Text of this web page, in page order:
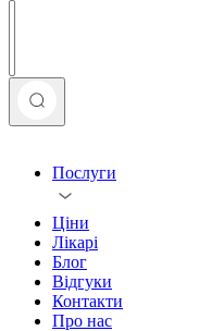
Послуги
Ціни
Лікарі
Блог
Відгуки
Контакти
Про нас